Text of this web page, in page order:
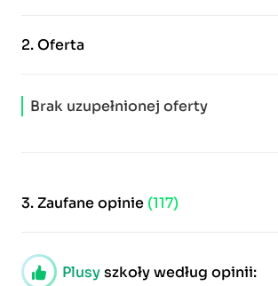
2.Oferta
Brak uzupełnionej oferty
3.Zaufane opinie (117)
Plusyszkoły według opinii: